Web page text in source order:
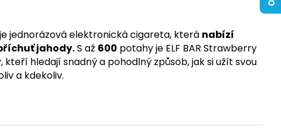
je jednorázová elektronická cigareta, která nabízí
jahody.S až 600 potahy je ELF BAR Strawberry
hledají snadný a pohodlný způsob, jak si užít svou
a kdekoliv.